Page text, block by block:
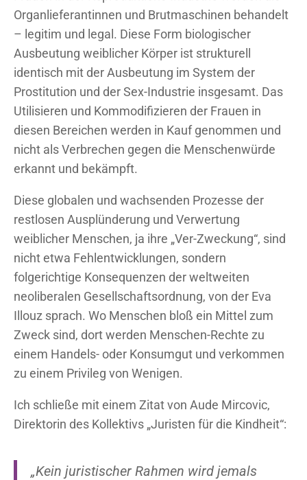
Organlieferantinnen und Brutmaschinen behandelt
– legitim und legal. Diese Form biologischer
Ausbeutung weiblicher Körper ist strukturell
identisch mit der Ausbeutung im System der
Prostitution und der Sex-Industrie insgesamt. Das
Utilisieren und Kommodifizieren der Frauen in
diesen Bereichen werden in Kauf genommen und
nicht als Verbrechen gegen die Menschenwürde
erkannt und bekämpft.
Diese globalen und wachsenden Prozesse der
restlosen Ausplünderung und Verwertung
weiblicher Menschen, ja ihre „Ver-Zweckung“, sind
nicht etwa Fehlentwicklungen, sondern
folgerichtige Konsequenzen der weltweiten
neoliberalen Gesellschaftsordnung, von der Eva
Illouz sprach. Wo Menschen bloß ein Mittel zum
Zweck sind, dort werden Menschen-Rechte zu
einem Handels- oder Konsumgut und verkommen
zu einem Privileg von Wenigen.
Ich schließe mit einem Zitat von Aude Mircovic,
Direktorin des Kollektivs „Juristen für die Kindheit“:
„Kein juristischer Rahmen wird jemals